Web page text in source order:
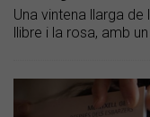
Una vintena llarga de
llibre i la rosa, amb